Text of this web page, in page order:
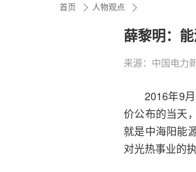
首页 人物观点
薛黎明：
来源：中国电力
2016年9月1
价公布的当天
就是中海阳能
对光热事业的